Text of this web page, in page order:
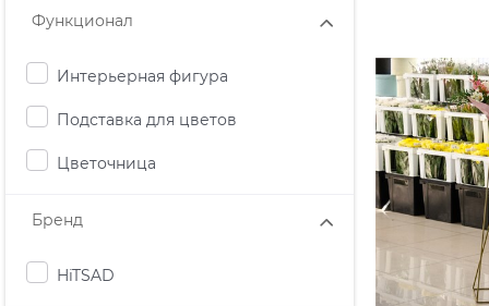
Функционал
Интерьерная фигура
Подставка для цветов
Цветочница
Бренд
HiTSAD